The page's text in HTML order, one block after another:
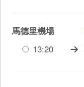
馬德里機場
13:20